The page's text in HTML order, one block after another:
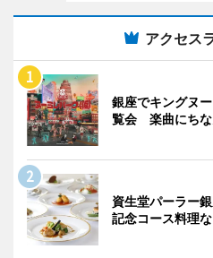
アクセス
銀座でキングヌ
覧会 楽曲にちな
資生堂パーラー
記念コース料理